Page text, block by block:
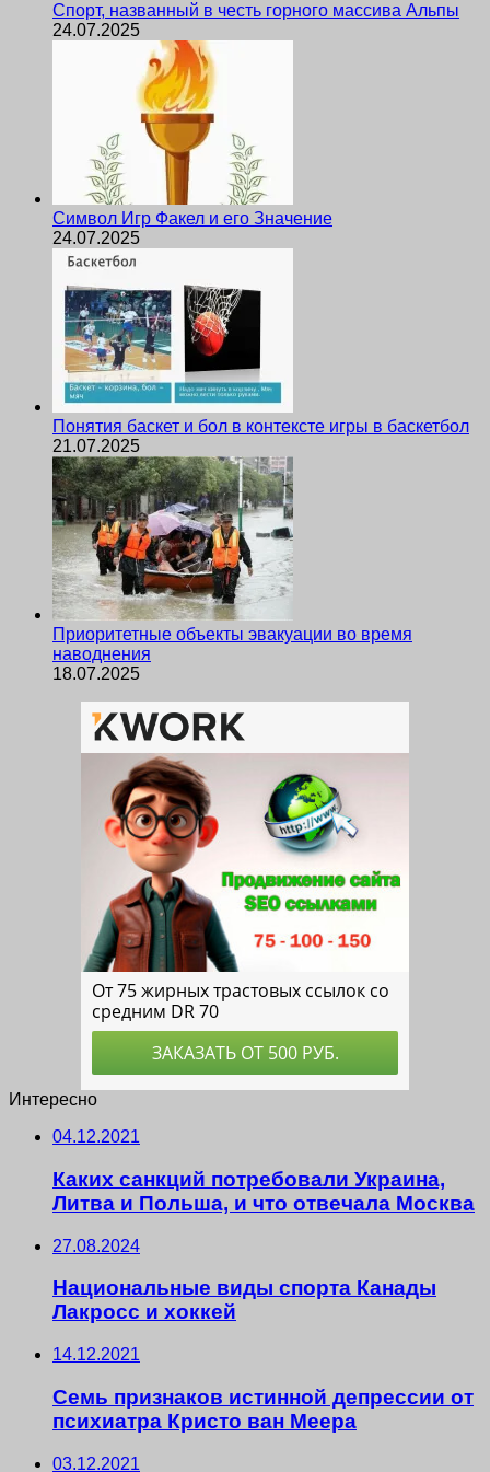
Спорт, названный в честь горного массива Альпы
24.07.2025
Символ Игр Факел и его Значение
24.07.2025
Понятия баскет и бол в контексте игры в баскетбол
21.07.2025
Приоритетные объекты эвакуации во время
наводнения
18.07.2025
Интересно
04.12.2021
Каких санкций потребовали Украина,
Литва и Польша, и что отвечала Москва
27.08.2024
Национальные виды спорта Канады
Лакросс и хоккей
14.12.2021
Семь признаков истинной депрессии от
психиатра Кристо ван Меера
03.12.2021